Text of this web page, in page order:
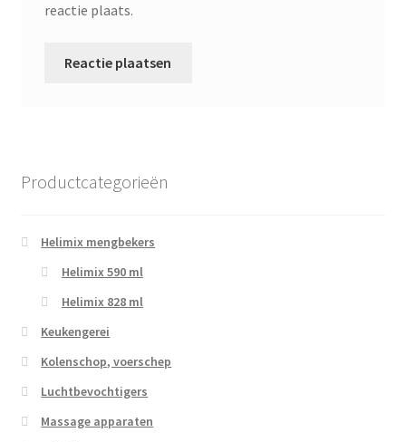
reactie plaats.
Productcategorieën
Helimix mengbekers
Helimix 590 ml
Helimix 828 ml
Keukengerei
Kolenschop, voerschep
Luchtbevochtigers
Massage apparaten